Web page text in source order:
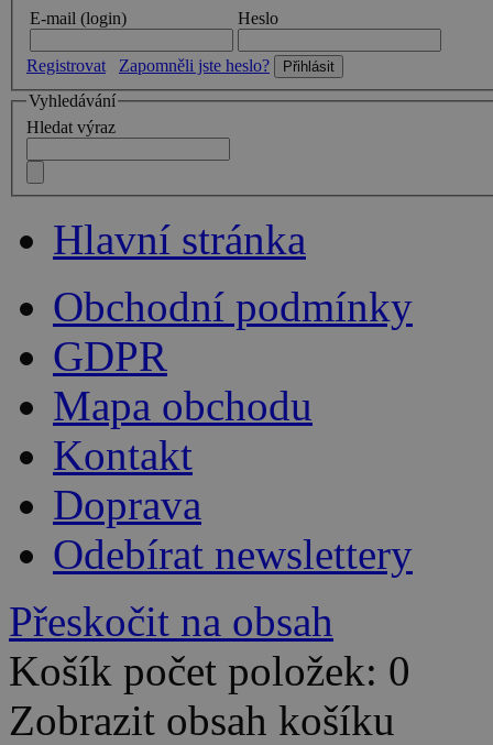
E-mail (login)
Heslo
Registrovat
Zapomněli jste heslo?
Vyhledávání
Hledat výraz
Hlavní stránka
Obchodní podmínky
GDPR
Mapa obchodu
Kontakt
Doprava
Odebírat newslettery
Přeskočit na obsah
Košík počet položek: 0
Zobrazit obsah košíku